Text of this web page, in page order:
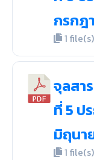
กรกฎ
1 file(s)
จุลสา
ที่ 5 ป
มิถุนา
1 file(s)